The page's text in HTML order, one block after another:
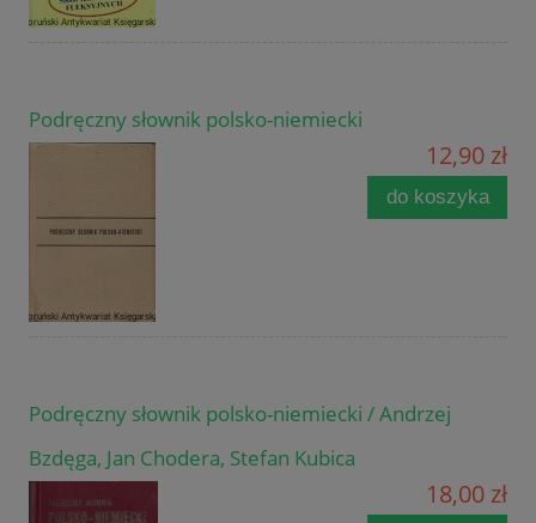
Podręczny słownik polsko-niemiecki
12,90 zł
do koszyka
Podręczny słownik polsko-niemiecki / Andrzej
Bzdęga, Jan Chodera, Stefan Kubica
18,00 zł